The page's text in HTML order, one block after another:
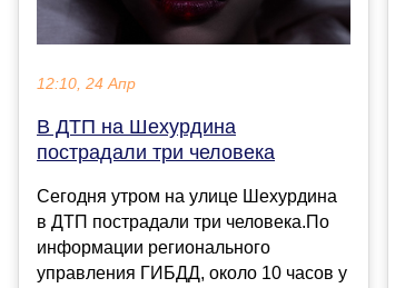
12:10, 24 Апр
В ДТП на Шехурдина
пострадали три человека
Сегодня утром на улице Шехурдина
в ДТП пострадали три человека.По
информации регионального
управления ГИБДД, около 10 часов у